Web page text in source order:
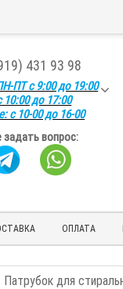
431 93 98
ПТ с 9:00 до 19:00
10:00 до 17:00
с 10-00 до 16-00
вопрос:
ОПЛАТА
Патрубок для